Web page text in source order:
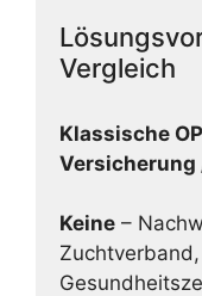
Vergleich
Klassische
Versicherung
Keine –